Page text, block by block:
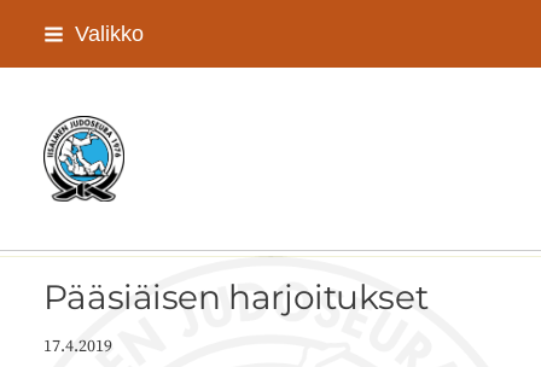
Siirry
Valikko
Iisalmen Judoseura ry
Pääsiäisen harjoitukset
17.4.2019